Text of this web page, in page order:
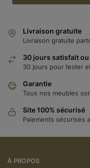
Livraison gratuite
Livraison gratuite
30 jours satisfait
30 jours pour tester
Garantie
Tous nos meubles
Site 100% sécurisé
Paiements sécurisés
À PROPOS